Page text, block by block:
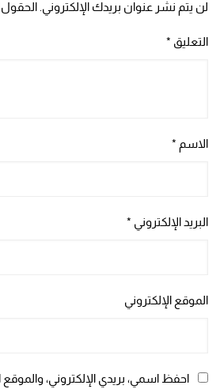
لن يتم نشر عنوان بريدك الإلكتروني. الحقول
التعليق *
الاسم *
البريد الإلكتروني *
الموقع الإلكتروني
احفظ اسمي، بريدي الإلكتروني، والموقع